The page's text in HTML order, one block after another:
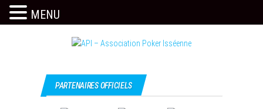
Association
c'est
l'API
PARTENAIRES OFFICIELS
MENU